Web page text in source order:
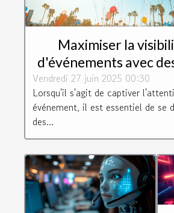
Maximiser la
d'événements avec
hélium
Vendredi 27 juin 2025 00:30
Lorsqu'il s'agit de captiver
événement, il est essentiel de se
des...